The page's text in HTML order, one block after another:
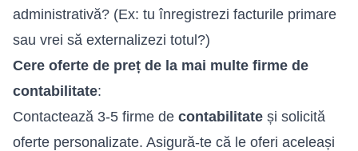
administrativă? (Ex: tu înregistrezi facturile primare
sau vrei să externalizezi totul?)
Cere oferte de preț de la mai multe firme de
contabilitate:
Contactează 3-5 firme de contabilitate și solicită
oferte personalizate. Asigură-te că le oferi aceleași